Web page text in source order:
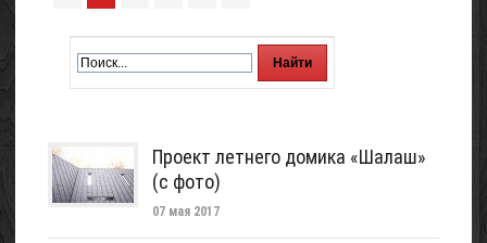
Проект летнего домика «Шалаш»
(с фото)
07 мая 2017